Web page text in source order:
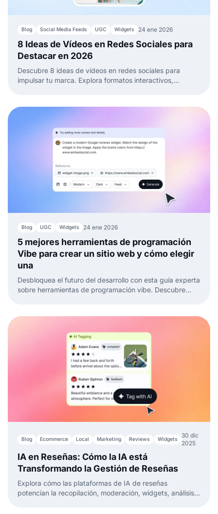
Blog Social Media Feeds UGC Widgets 24 ene 2026
8 Ideas de Vídeos en Redes Sociales para
Destacar en 2026
Descubre 8 ideas de vídeos en redes sociales para
impulsar tu marca. Explora formatos interactivos,
Blog UGC Widgets 24 ene 2026
5 mejores herramientas de programación
Vibe para crear un sitio web y cómo elegir
una
Desbloquea el futuro del desarrollo con esta guía experta
sobre herramientas de programación vibe. Descubre
Blog Ecommerce Local Marketing Reviews Widgets
30 dic
2025
IA en Reseñas: Cómo la IA está
Transformando la Gestión de Reseñas
Explora cómo las plataformas de IA de reseñas
potencian la recopilación, moderación, widgets, análisis y